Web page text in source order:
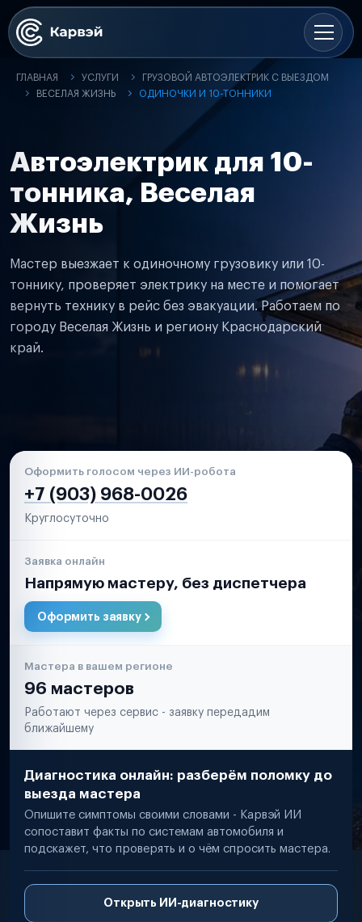
ГЛАВНАЯ УСЛУГИ
ГРУЗОВОЙ АВТОЭЛЕКТРИК С ВЫЕЗДОМ
ВЕСЕЛАЯ ЖИЗНЬ
ОДИНОЧКИ И 10-ТОННИКИ
Автоэлектрик для 10-
тонника, Веселая
Жизнь
Мастер выезжает к одиночному грузовику или 10-
тоннику, проверяет электрику на месте и помогает
вернуть технику в рейс без эвакуации. Работаем по
городу Веселая Жизнь и региону Краснодарский
край.
Оформить голосом через ИИ-робота
+7 (903) 968-0026
Круглосуточно
Заявка онлайн
Напрямую мастеру, без диспетчера
Оформить заявку
Мастера в вашем регионе
96 мастеров
Работают через сервис - заявку передадим
ближайшему
Диагностика онлайн: разберём поломку до
выезда мастера
Опишите симптомы своими словами - Карвэй ИИ
сопоставит факты по системам автомобиля и
подскажет, что проверять и о чём спросить мастера.
Открыть ИИ-диагностику